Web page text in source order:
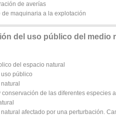
de averías
maquinaria a la explotación
del uso público del medio
del espacio natural
público
de las diferentes especies
afectado por una perturbación.